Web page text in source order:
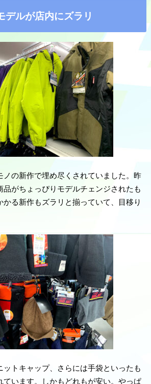
ルが店内にズラリ
ノの新作で埋め尽くされていました。昨
がちょっぴりモデルチェンジされたも
る新作もズラリと揃っていて、目移り
ットキャップ、さらには手袋といったも
ています。しかもどれもが安い。やっぱ